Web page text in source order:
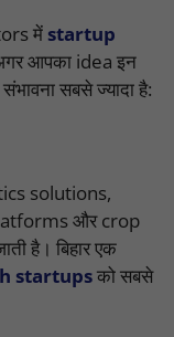
में startup
आपका idea इन
सबसे ज्यादा है:
solutions,
और crop
है। बिहार एक
startupsको सबसे